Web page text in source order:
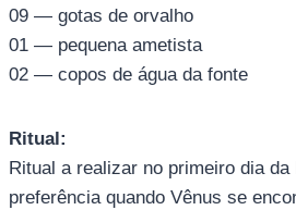
09 — gotas de orvalho
01 — pequena ametista
02 — copos de água da fonte
Ritual:
Ritual a realizar no primeiro dia da
preferência quando Vênus se